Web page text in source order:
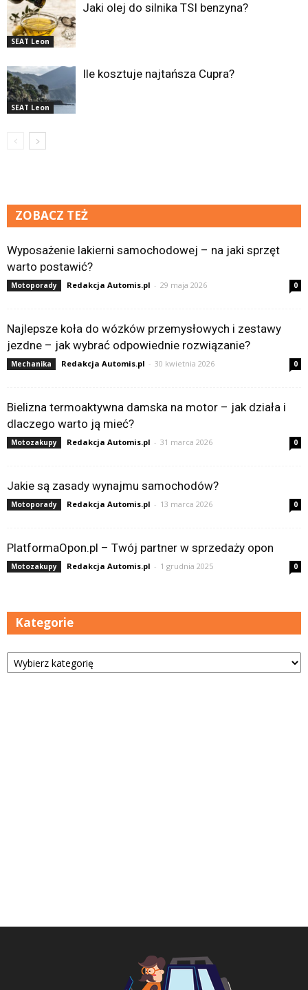
SEAT Leon
Jaki olej do silnika TSI benzyna?
SEAT Leon
Ile kosztuje najtańsza Cupra?
ZOBACZ TEŻ
Wyposażenie lakierni samochodowej – na jaki sprzęt
warto postawić?
Motoporady Redakcja Automis.pl - 29 maja 2026 0
Najlepsze koła do wózków przemysłowych i zestawy
jezdne – jak wybrać odpowiednie rozwiązanie?
Mechanika Redakcja Automis.pl - 30 kwietnia 2026 0
Bielizna termoaktywna damska na motor – jak działa i
dlaczego warto ją mieć?
Motozakupy Redakcja Automis.pl - 31 marca 2026 0
Jakie są zasady wynajmu samochodów?
Motoporady Redakcja Automis.pl - 13 marca 2026 0
PlatformaOpon.pl – Twój partner w sprzedaży opon
Motozakupy Redakcja Automis.pl - 1 grudnia 2025 0
Kategorie
Kategorie